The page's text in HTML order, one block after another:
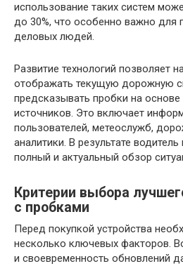
использование таких систем
до 30%, что особенно важно для
деловых людей.
Развитие технологий позволяет
отображать текущую дорожную
предсказывать пробки на
источников. Это включает
пользователей, метеослужб,
аналитики. В результате
полный и актуальный обзор
Критерии выбора
с пробками
Перед покупкой устройства
несколько ключевых факторов.
и своевременность обновлений